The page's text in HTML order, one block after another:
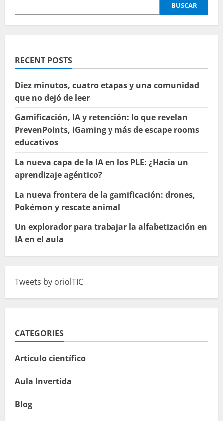
BUSCAR
RECENT POSTS
Diez minutos, cuatro etapas y una comunidad
que no dejó de leer
Gamificación, IA y retención: lo que revelan
PrevenPoints, iGaming y más de escape rooms
educativos
La nueva capa de la IA en los PLE: ¿Hacia un
aprendizaje agéntico?
La nueva frontera de la gamificación: drones,
Pokémon y rescate animal
Un explorador para trabajar la alfabetización en
IA en el aula
Tweets by oriolTIC
CATEGORIES
Articulo científico
Aula Invertida
Blog